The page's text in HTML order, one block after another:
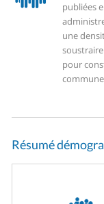
publiées
une
pour
Résumé